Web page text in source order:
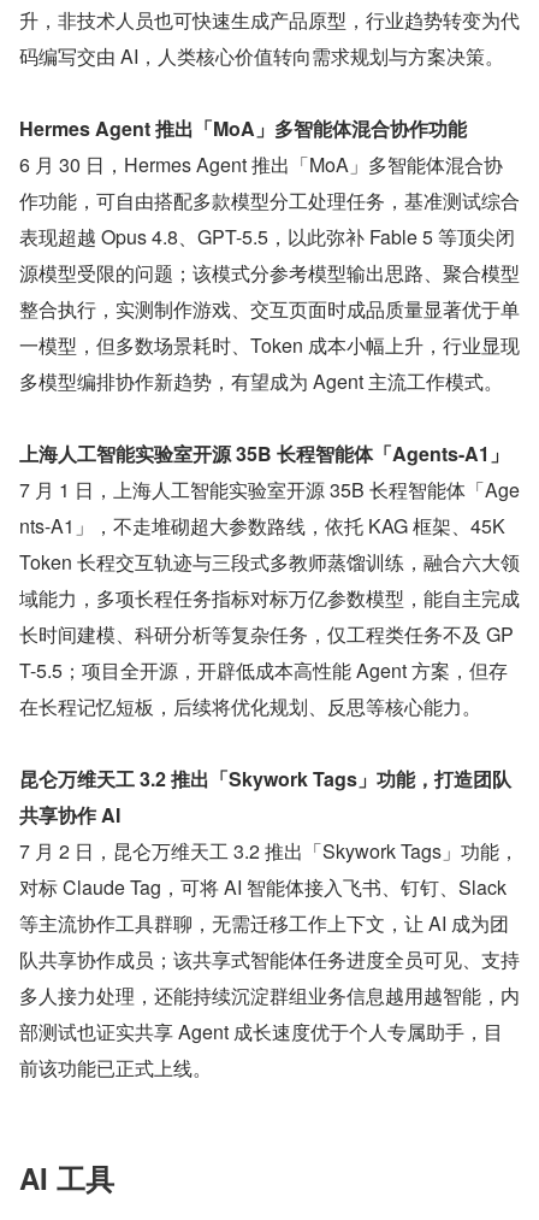
升，非技术人员也可快速生成产品原型，行业趋势转变为代
码编写交由 AI，人类核心价值转向需求规划与方案决策。
Hermes Agent 推出「MoA」多智能体混合协作功能
6 月 30 日，Hermes Agent 推出「MoA」多智能体混合协
作功能，可自由搭配多款模型分工处理任务，基准测试综合
表现超越 Opus 4.8、GPT-5.5，以此弥补 Fable 5 等顶尖闭
源模型受限的问题；该模式分参考模型输出思路、聚合模型
整合执行，实测制作游戏、交互页面时成品质量显著优于单
一模型，但多数场景耗时、Token 成本小幅上升，行业显现
多模型编排协作新趋势，有望成为 Agent 主流工作模式。
上海人工智能实验室开源 35B 长程智能体「Agents-A1」
7 月 1 日，上海人工智能实验室开源 35B 长程智能体「Age
nts-A1」，不走堆砌超大参数路线，依托 KAG 框架、45K
Token 长程交互轨迹与三段式多教师蒸馏训练，融合六大领
域能力，多项长程任务指标对标万亿参数模型，能自主完成
长时间建模、科研分析等复杂任务，仅工程类任务不及 GP
T-5.5；项目全开源，开辟低成本高性能 Agent 方案，但存
在长程记忆短板，后续将优化规划、反思等核心能力。
昆仑万维天工 3.2 推出「Skywork Tags」功能，打造团队
共享协作 AI
7 月 2 日，昆仑万维天工 3.2 推出「Skywork Tags」功能，
对标 Claude Tag，可将 AI 智能体接入飞书、钉钉、Slack
等主流协作工具群聊，无需迁移工作上下文，让 AI 成为团
队共享协作成员；该共享式智能体任务进度全员可见、支持
多人接力处理，还能持续沉淀群组业务信息越用越智能，内
部测试也证实共享 Agent 成长速度优于个人专属助手，目
前该功能已正式上线。
AI 工具